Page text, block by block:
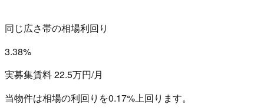
同じ広さ帯の相場利回り
3.38%
実募集賃料 22.5万円/月
当物件は相場の利回りを0.17%上回ります。